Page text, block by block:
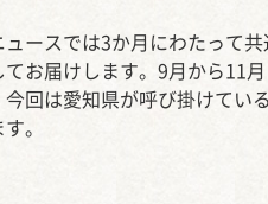
ュースでは3か月にわたって
てお届けします。9月から11
回は愛知県が呼び掛けてい
。